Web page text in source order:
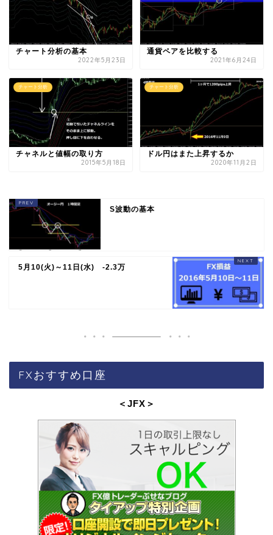
チャート分析の基本
2022年5月23日
通貨ペアを比較する
2021年6月24日
チャート分析
チャネルと値幅の取り方
2015年5月18日
チャート分析
ドル円はまた上昇するか
2020年11月2日
S波動の基本
5月10(火)～11日(水) -2.3万
FXおすすめ口座
＜JFX ＞